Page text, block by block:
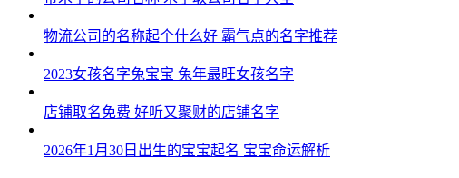
物流公司的名称起个什么好 霸气点的名字推荐
2023女孩名字兔宝宝 兔年最旺女孩名字
店铺取名免费 好听又聚财的店铺名字
2026年1月30日出生的宝宝起名 宝宝命运解析